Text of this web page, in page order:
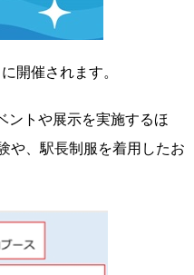
開催されます。
ントや展示を実施するほ
や、駅長制服を着用したお